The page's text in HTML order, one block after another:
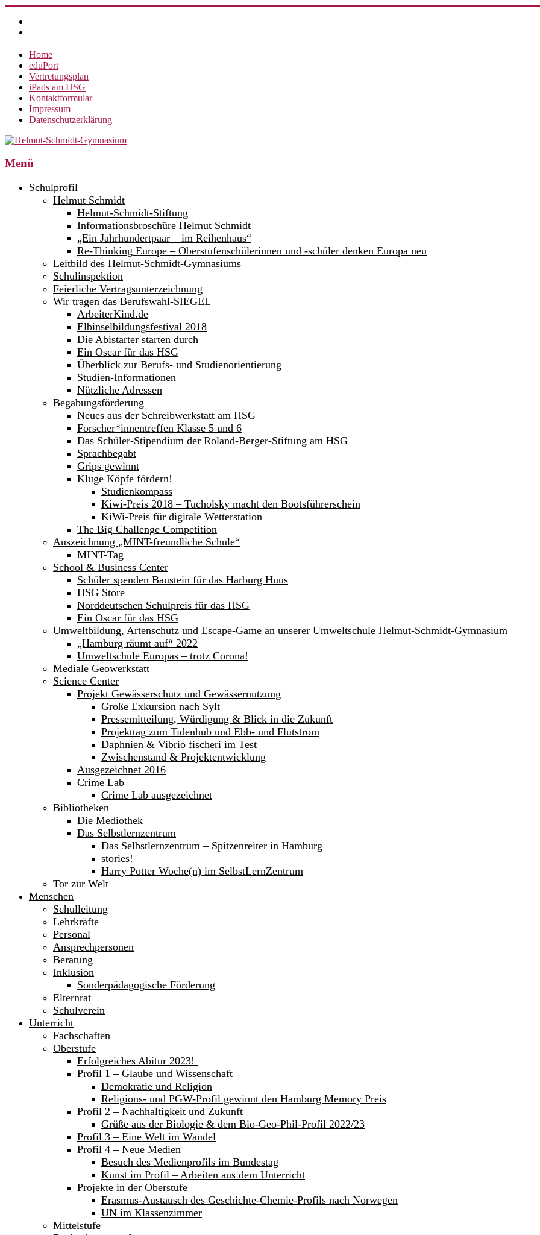
Inhalt
springen
Home
eduPort
Vertretungsplan
iPads am HSG
Kontaktformular
Impressum
Datenschutzerklärung
Helmut-
Gymnasium
Menü
Schulprofil
Helmut Schmidt
Helmut-Schmidt-Stiftung
Informationsbroschüre Helmut Schmidt
„Ein Jahrhundertpaar – im Reihenhaus“
Re-Thinking Europe – Oberstufenschülerinnen und -schüler denken Europa neu
Leitbild des Helmut-Schmidt-Gymnasiums
Schulinspektion
Feierliche Vertragsunterzeichnung
Wir tragen das Berufswahl-SIEGEL
ArbeiterKind.de
Elbinselbildungsfestival 2018
Die Abistarter starten durch
Ein Oscar für das HSG
Überblick zur Berufs- und Studienorientierung
Studien-Informationen
Nützliche Adressen
Begabungsförderung
Neues aus der Schreibwerkstatt am HSG
Forscher*innentreffen Klasse 5 und 6
Das Schüler-Stipendium der Roland-Berger-Stiftung am HSG
Sprachbegabt
Grips gewinnt
Kluge Köpfe fördern!
Studienkompass
Kiwi-Preis 2018 – Tucholsky macht den Bootsführerschein
KiWi-Preis für digitale Wetterstation
The Big Challenge Competition
Auszeichnung „MINT-freundliche Schule“
MINT-Tag
School & Business Center
Schüler spenden Baustein für das Harburg Huus
HSG Store
Norddeutschen Schulpreis für das HSG
Ein Oscar für das HSG
Umweltbildung, Artenschutz und Escape-Game an unserer Umweltschule Helmut-Schmidt-Gymnasium
„Hamburg räumt auf“ 2022
Umweltschule Europas – trotz Corona!
Mediale Geowerkstatt
Science Center
Projekt Gewässerschutz und Gewässernutzung
Große Exkursion nach Sylt
Pressemitteilung, Würdigung & Blick in die Zukunft
Projekttag zum Tidenhub und Ebb- und Flutstrom
Daphnien & Vibrio fischeri im Test
Zwischenstand & Projektentwicklung
Ausgezeichnet 2016
Crime Lab
Crime Lab ausgezeichnet
Bibliotheken
Die Mediothek
Das Selbstlernzentrum
Das Selbstlernzentrum – Spitzenreiter in Hamburg
stories!
Harry Potter Woche(n) im SelbstLernZentrum
Tor zur Welt
Menschen
Schulleitung
Lehrkräfte
Personal
Ansprechpersonen
Beratung
Inklusion
Sonderpädagogische Förderung
Elternrat
Schulverein
Unterricht
Fachschaften
Oberstufe
Erfolgreiches Abitur 2023!
Profil 1 – Glaube und Wissenschaft
Demokratie und Religion
Religions- und PGW-Profil gewinnt den Hamburg Memory Preis
Profil 2 – Nachhaltigkeit und Zukunft
Grüße aus der Biologie & dem Bio-Geo-Phil-Profil 2022/23
Profil 3 – Eine Welt im Wandel
Profil 4 – Neue Medien
Besuch des Medienprofils im Bundestag
Kunst im Profil – Arbeiten aus dem Unterricht
Projekte in der Oberstufe
Erasmus-Austausch des Geschichte-Chemie-Profils nach Norwegen
UN im Klassenzimmer
Mittelstufe